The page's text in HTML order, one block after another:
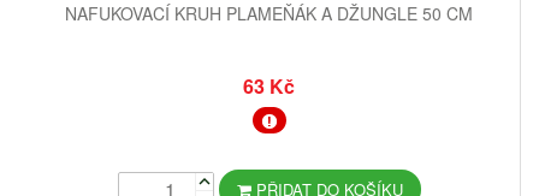
NAFUKOVACÍ KRUH PLAMEŇÁK A DŽUNGLE 50 CM
63 Kč
PŘIDAT DO KOŠÍKU